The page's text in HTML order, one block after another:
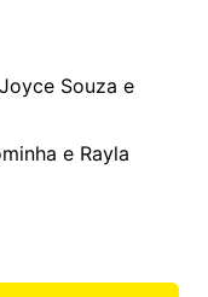
Souza e
e Rayla